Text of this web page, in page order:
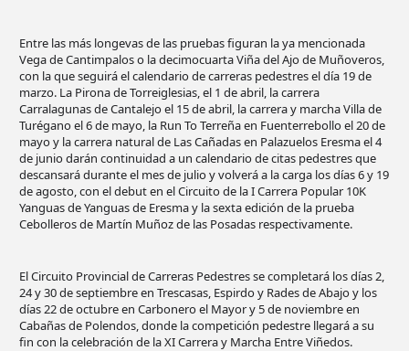
Entre las más longevas de las pruebas figuran la ya mencionada
Vega de Cantimpalos o la decimocuarta Viña del Ajo de Muñoveros,
con la que seguirá el calendario de carreras pedestres el día 19 de
marzo. La Pirona de Torreiglesias, el 1 de abril, la carrera
Carralagunas de Cantalejo el 15 de abril, la carrera y marcha Villa de
Turégano el 6 de mayo, la Run To Terreña en Fuenterrebollo el 20 de
mayo y la carrera natural de Las Cañadas en Palazuelos Eresma el 4
de junio darán continuidad a un calendario de citas pedestres que
descansará durante el mes de julio y volverá a la carga los días 6 y 19
de agosto, con el debut en el Circuito de la I Carrera Popular 10K
Yanguas de Yanguas de Eresma y la sexta edición de la prueba
Cebolleros de Martín Muñoz de las Posadas respectivamente.
El Circuito Provincial de Carreras Pedestres se completará los días 2,
24 y 30 de septiembre en Trescasas, Espirdo y Rades de Abajo y los
días 22 de octubre en Carbonero el Mayor y 5 de noviembre en
Cabañas de Polendos, donde la competición pedestre llegará a su
fin con la celebración de la XI Carrera y Marcha Entre Viñedos.